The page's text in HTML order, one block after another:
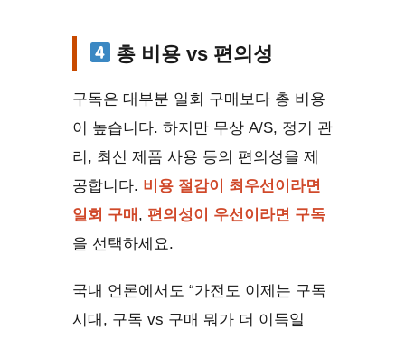
총 비용 vs 편의성
구독은 대부분 일회 구매보다 총 비용
이 높습니다. 하지만 무상 A/S, 정기 관
리, 최신 제품 사용 등의 편의성을 제
공합니다. 비용 절감이 최우선이라면
일회 구매 , 편의성이 우선이라면 구독
을 선택하세요.
국내 언론에서도 “가전도 이제는 구독
시대, 구독 vs 구매 뭐가 더 이득일